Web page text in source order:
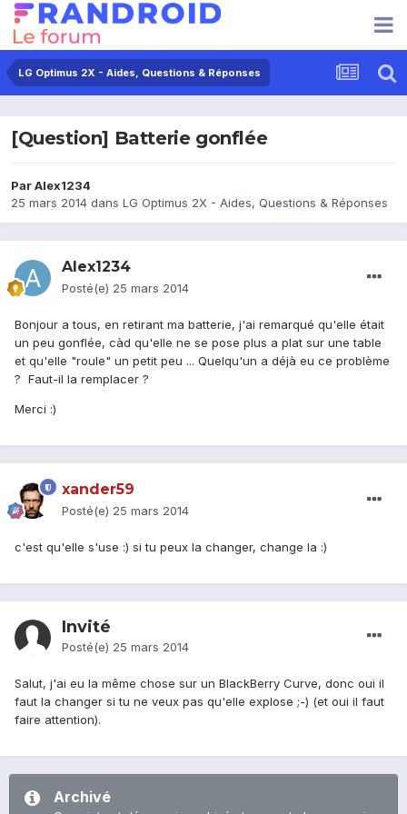
LG Optimus 2X - Aides, Questions & Réponses
[Question] Batterie gonflée
ParAlex1234
25 mars 2014 dans LG Optimus 2X - Aides, Questions & Réponses
Alex1234
Posté(e) 25 mars 2014
Bonjour a tous, en retirant ma batterie, j'ai remarqué qu'elle était
un peu gonflée, càd qu'elle ne se pose plus a plat sur une table
et qu'elle "roule" un petit peu ... Quelqu'un a déjà eu ce problème
? Faut-il la remplacer ?
Merci :)
xander59
Posté(e) 25 mars 2014
c'est qu'elle s'use :) si tu peux la changer, change la :)
Invité
Posté(e) 25 mars 2014
Salut, j'ai eu la même chose sur un BlackBerry Curve, donc oui il
faut la changer si tu ne veux pas qu'elle explose ;-) (et oui il faut
faire attention).
Archivé